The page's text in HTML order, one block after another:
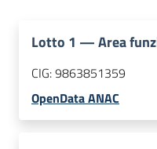
Lotto 1 —Area
CIG:9863851359
OpenData ANAC